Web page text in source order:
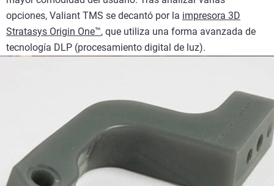
opciones, Valiant TMS se decantó por la impresora 3D
Stratasys Origin One™, que utiliza una forma avanzada de
tecnología DLP (procesamiento digital de luz).